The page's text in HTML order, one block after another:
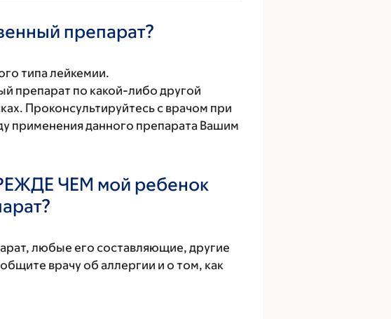
препарат?
типа лейкемии.
препарат по какой-либо другой
Проконсультируйтесь с врачом при
применения данного препарата Вашим
ЧЕМ мой ребенок
любые его составляющие, другие
врачу об аллергии и о том, как